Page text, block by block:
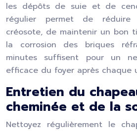
les dépôts de suie et de
régulier permet de réduire
créosote, de maintenir un bon
la corrosion des briques
minutes suffisent pour un
efficace du foyer après chaque
Entretien du
cheminée et de la
Nettoyez régulièrement le